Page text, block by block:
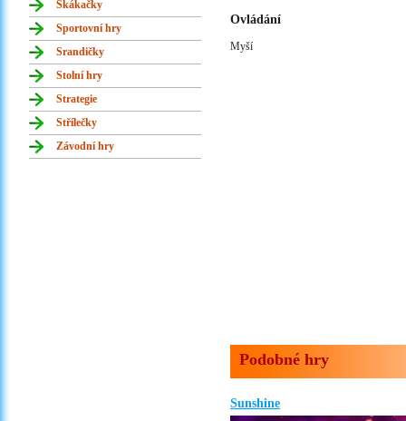
Skákačky
Sportovní hry
Srandičky
Stolní hry
Strategie
Střílečky
Závodní hry
Ovládání
Myší
Podobné hry
Sunshine